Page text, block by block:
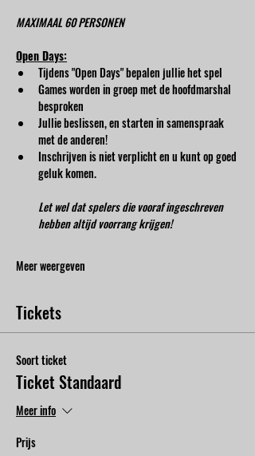
MAXIMAAL 60 PERSONEN
Open Days:
Tijdens "Open Days" bepalen jullie het spel
Games worden in groep met de hoofdmarshal
besproken
Jullie beslissen, en starten in samenspraak
met de anderen!
Inschrijven is niet verplicht en u kunt op goed
geluk komen.
Let wel dat spelers die vooraf ingeschreven
hebben altijd voorrang krijgen!
Meer weergeven
Tickets
Soort ticket
Ticket Standaard
Meer info
Prijs